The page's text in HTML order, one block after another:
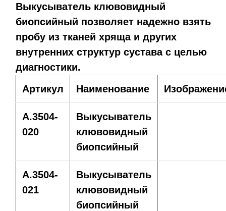
Выкусыватель клювовидный
биопсийный позволяет надежно взять
пробу из тканей хряща и других
внутренних структур сустава с целью
диагностики.
Артикул
Наименование
A.3504-
020
Выкусыватель
клювовидный
биопсийный
A.3504-
021
Выкусыватель
клювовидный
биопсийный